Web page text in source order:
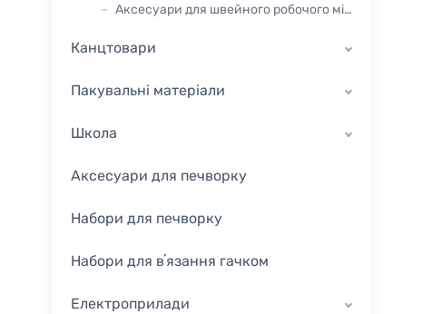
Аксесуари для швейного робочого місця
Канцтовари
Пакувальні матеріали
Школа
Аксесуари для печворку
Набори для печворку
Набори для вʼязання гачком
Електроприлади